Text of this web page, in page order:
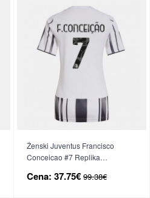
Ženski Juventus Francisco
Conceicao #7 Replika
26 Kratek Rokav
Cena: 37.75€ 99.38€